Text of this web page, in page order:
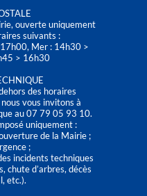
ouverte uniquement
suivants :
Mer : 14h30 >
> 16h30
des horaires
vous invitons à
au 07 79 05 93 10.
uniquement :
de la Mairie ;
;
incidents techniques
chute d’arbres, décès
etc.).